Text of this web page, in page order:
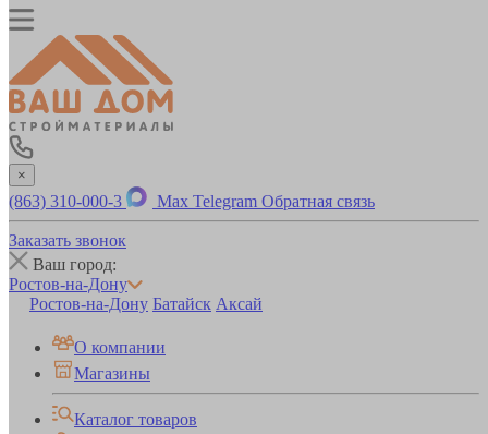
×
(863) 310-000-3 Max Telegram Обратная связь
Заказать звонок
Ваш город:
Ростов-на-Дону
Ростов-на-Дону Батайск Аксай
О компании
Магазины
Каталог товаров